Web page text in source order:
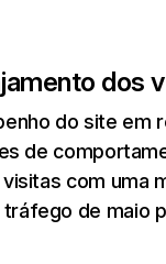
dos
do site em
de
com uma
de maio